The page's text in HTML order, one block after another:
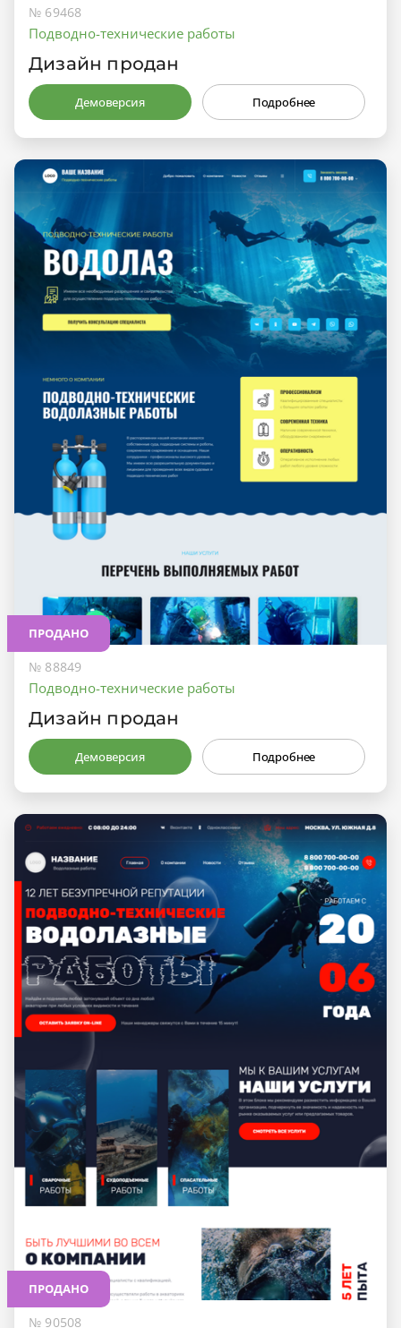
№ 69468
Подводно-технические работы
Дизайн продан
Демоверсия Подробнее
ПРОДАНО
№ 88849
Подводно-технические работы
Дизайн продан
Демоверсия Подробнее
ПРОДАНО
№ 90508